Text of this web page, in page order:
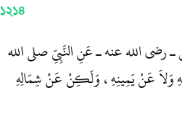
১২১৪
الله عنه ـ عَنِ النَّبِيِّ صلى الله
وَلاَ عَنْ يَمِينِهِ، وَلَكِنْ عَنْ شِمَالِهِ